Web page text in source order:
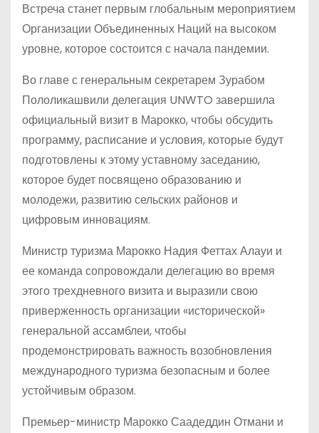
Встреча станет первым глобальным мероприятием
Организации Объединенных Наций на высоком
уровне, которое состоится с начала пандемии.
Во главе с генеральным секретарем Зурабом
Пололикашвили делегация UNWTO завершила
официальный визит в Марокко, чтобы обсудить
программу, расписание и условия, которые будут
подготовлены к этому уставному заседанию,
которое будет посвящено образованию и
молодежи, развитию сельских районов и
цифровым инновациям.
Министр туризма Марокко Надия Феттах Алауи и
ее команда сопровождали делегацию во время
этого трехдневного визита и выразили свою
приверженность организации «исторической»
генеральной ассамблеи, чтобы
продемонстрировать важность возобновления
международного туризма безопасным и более
устойчивым образом.
Премьер-министр Марокко Саадеддин Отмани и